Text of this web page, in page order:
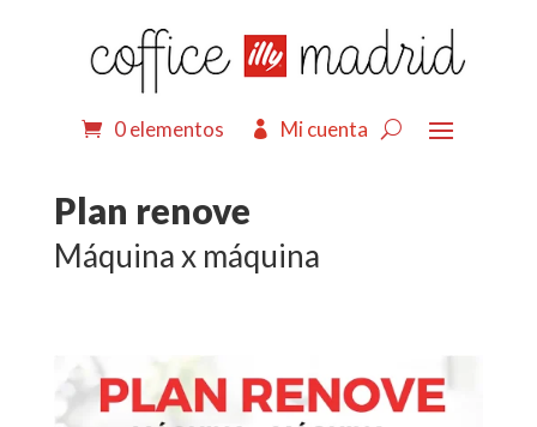
0 elementos Mi cuenta
Plan renove
Máquina x máquina